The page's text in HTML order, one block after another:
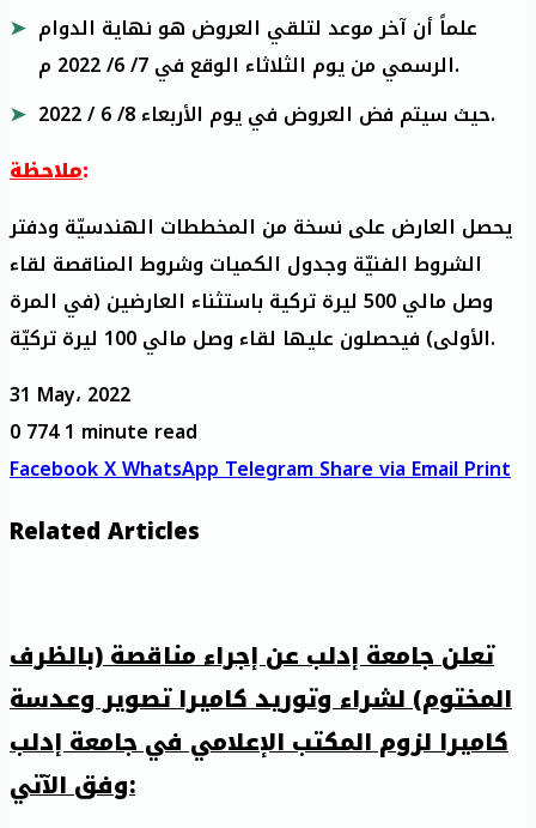
علماً أن آخر موعد لتلقي العروض هو نهاية الدوام
الرسمي من يوم الثلاثاء الوقع في 7/ 6/ 2022 م.
حيث سيتم فض العروض في يوم الأربعاء 8/ 6 / 2022.
ملاحظة:
يحصل العارض على نسخة من المخططات الهندسيّة ودفتر
الشروط الفنيّة وجدول الكميات وشروط المناقصة لقاء
وصل مالي 500 ليرة تركية باستثناء العارضين (في المرة
الأولى) فيحصلون عليها لقاء وصل مالي 100 ليرة تركيّة.
31 May، 2022
07741 minute read
FacebookXWhatsAppTelegramShare via EmailPrint
Related Articles
تعلن جامعة إدلب عن إجراء مناقصة (بالظرف
المختوم) لشراء وتوريد كاميرا تصوير وعدسة
كاميرا لزوم المكتب الإعلامي في جامعة إدلب
وفق الآتي: